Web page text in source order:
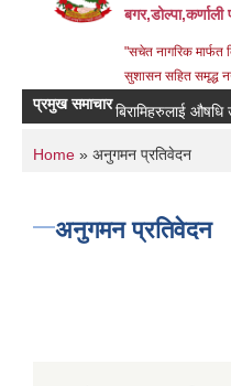
"सचेत नागरिक मार्फत
सुशासन सहित समृद्ध
प्रमुख समाचारबिरामिहरुलाई ‍‌औषधि
You are here
Home » अनुगमन प्रतिवेदन
अनुगमन प्रतिवेदन